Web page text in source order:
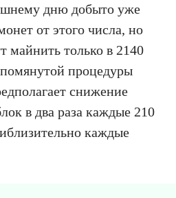
дню добыто уже
от этого числа, но
майнить только в 2140
процедуры
снижение
в два раза каждые 210
каждые